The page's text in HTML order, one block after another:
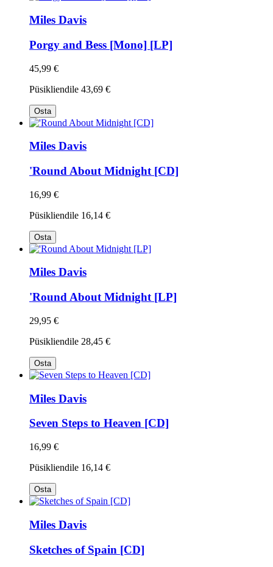
Miles Davis
Porgy and Bess [Mono] [LP]
45,99 €
Püsikliendile 43,69 €
Osta
Miles Davis
'Round About Midnight [CD]
16,99 €
Püsikliendile 16,14 €
Osta
Miles Davis
'Round About Midnight [LP]
29,95 €
Püsikliendile 28,45 €
Osta
Miles Davis
Seven Steps to Heaven [CD]
16,99 €
Püsikliendile 16,14 €
Osta
Miles Davis
Sketches of Spain [CD]